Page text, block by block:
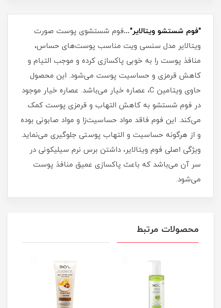
"فوم شستشو ویتالایر"...فوم شستشوی پوست صورت
ویتالایر مدل سنسی ویت مناسب پوست‌های حساس،
منافذ پوست را به خوبی پاکسازی کرده و موجب التیام و
کاهش قرمزی و حساسیت پوست می‌شود. این محصول
حاوی ویتامین C، عصاره خیار می‌باشد. عصاره خیار موجود
در فوم شستشو به کاهش التهاب و قرمزی پوست کمک
می‌کند. این فوم فاقد مواد حساسیت‌زا و مواد صابونی بوده
و از هرگونه حساسیت و التهاب پوستی جلوگیری می‌نماید.
ویژگی اصلی فوم ویتالایر، داشتن برس نرم سیلیکونی در
سر آن می‌باشد که باعث پاکسازی عمیق منافذ پوست
می‌شود.
محصولات مرتبط